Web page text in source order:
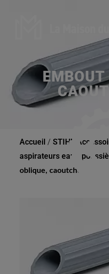
EMBOUT
Accueil / STIHL
aspirateurs eau /
oblique, caoutchouc